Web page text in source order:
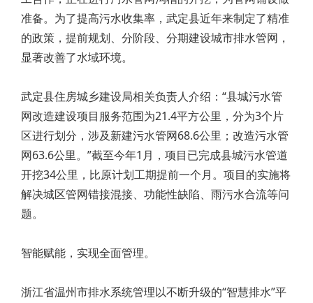
准备。为了提高污水收集率，武定县近年来制定了精准
的政策，提前规划、分阶段、分期建设城市排水管网，
显著改善了水域环境。
武定县住房城乡建设局相关负责人介绍：“县城污水管
网改造建设项目服务范围为21.4平方公里，分为3个片
区进行划分，涉及新建污水管网68.6公里；改造污水管
网63.6公里。”截至今年1月，项目已完成县城污水管道
开挖34公里，比原计划工期提前一个月。项目的实施将
解决城区管网错接混接、功能性缺陷、雨污水合流等问
题。
智能赋能，实现全面管理。
浙江省温州市排水系统管理以不断升级的“智慧排水”平